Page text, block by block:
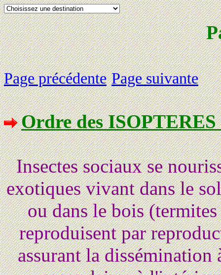
Page précédente Page suivante
Ordre des
Insectes sociaux se
exotiques vivant dans le
ou dans le bois
reproduisent par
assurant la dissémination